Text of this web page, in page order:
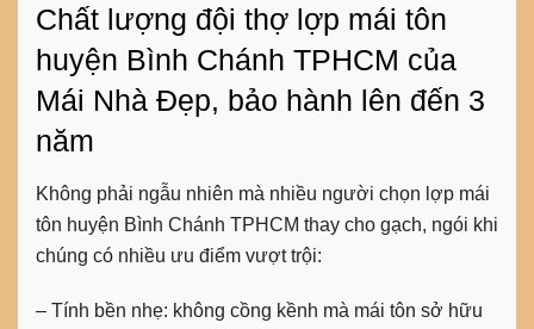
Chất lượng đội thợ lợp mái tôn
huyện Bình Chánh TPHCM của
Mái Nhà Đẹp, bảo hành lên đến 3
năm
Không phải ngẫu nhiên mà nhiều người chọn lợp mái
tôn huyện Bình Chánh TPHCM thay cho gạch, ngói khi
chúng có nhiều ưu điểm vượt trội:
– Tính bền nhẹ: không cồng kềnh mà mái tôn sở hữu